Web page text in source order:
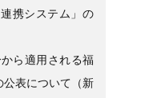
携システム」の
ら適用される福
公表について（新